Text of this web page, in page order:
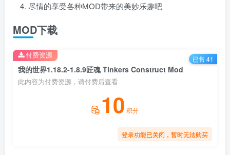
尽情的享受各种MOD带来的美妙乐趣吧
MOD下载
我的世界1.18.2-1.8.9匠魂 Tinkers Construct Mod
此内容为付费资源，请付费后查看
10 积分
登录功能已关闭，暂时无法购买
付费资源 已售 41